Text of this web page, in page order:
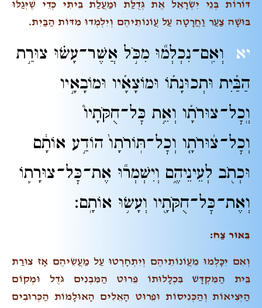
דּוֹרוֹת בְּנֵי יִשְׂרָאֵל אֶת גְּדֻלַּת וּמַעֲלַת בֵּיתִי כְּדֵי שֶׁיְּגַלּוּ
בּוּשָׁה צַעַר וַחֲרָטָה עַל עֲוֹנוֹתֵיהֶם וְיִלְמְדוּ מִדּוֹת הַבַּיִת.
יא וְאִֽם־נִכְלְמ֞וּ מִכֹּ֣ל אֲשֶׁר־עָשׂ֗וּ צוּרַ֣ת
הַבַּ֡יִת וּתְכוּנָת֡וֹ וּמוֹצָאָ֡יו וּמוֹבָאָ֣יו
וְֽכׇל־צוּרֹתָ֡ו וְאֵ֣ת כׇּל־חֻקֹּתָיו֩
וְכׇל־צ֨וּרֹתָ֤ו וְכׇל־תּֽוֹרֹתָו֙ הוֹדַ֣ע אוֹתָ֔ם
וּכְתֹ֖ב לְעֵינֵיהֶ֑ם וְיִשְׁמְר֞וּ אֶת־כׇּל־צוּרָת֛וֹ
וְאֶת־כׇּל־חֻקֹּתָ֖יו וְעָשׂ֥וּ אוֹתָֽם׃
בֵּאוּר צַח:
וְאִם יִכָּלְמוּ מֵעֲוֹנוֹתֵיהֶם וְיִתְחָרְטוּ עַל מַעֲשֵׂיהֶם אָז צוּרַת
בֵּית הַמִּקְדָּשׁ בִּכְלָלוּתוֹ פֵּרוּט הַמִּבְנִים גֹּדֶל וּמְקוֹם
הַיְּצִיאוֹת וְהַכְּנִיסוֹת וּפֵרוּט הָאֵלִים הָאוּלָמוֹת הַכְּרוּבִים